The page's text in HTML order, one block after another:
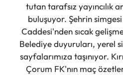
tutan tarafsız yayıncılık
buluşuyor. Şehrin
Caddesi'nden sıcak
Belediye duyuruları, yerel
sayfalarımıza taşınıyor.
Çorum FK'nın maç